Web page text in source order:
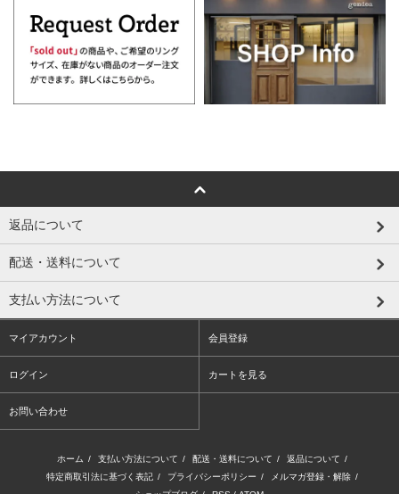
返品について
配送・送料について
支払い方法について
マイアカウント 会員登録
ログイン カートを見る
お問い合わせ
ホーム / 支払い方法について / 配送・送料について / 返品について /
特定商取引法に基づく表記 / プライバシーポリシー / メルマガ登録・解除 /